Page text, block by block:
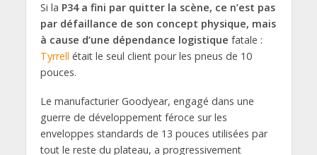
Si la P34 a fini par quitter la scène, ce n’est pas
par défaillance de son concept physique, mais
à cause d’une dépendance logistique fatale :
Tyrrell était le seul client pour les pneus de 10
pouces.
Le manufacturier Goodyear, engagé dans une
guerre de développement féroce sur les
enveloppes standards de 13 pouces utilisées par
tout le reste du plateau, a progressivement